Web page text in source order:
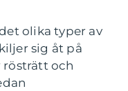
olika typer av
sig åt på
rösträtt och